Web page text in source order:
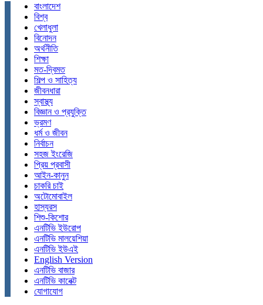
বাংলাদেশ
বিশ্ব
খেলাধুলা
বিনোদন
অর্থনীতি
শিক্ষা
মত-দ্বিমত
শিল্প ও সাহিত্য
জীবনধারা
স্বাস্থ্য
বিজ্ঞান ও প্রযুক্তি
ভ্রমণ
ধর্ম ও জীবন
নির্বাচন
সহজ ইংরেজি
প্রিয় প্রবাসী
আইন-কানুন
চাকরি চাই
অটোমোবাইল
হাস্যরস
শিশু-কিশোর
এনটিভি ইউরোপ
এনটিভি মালয়েশিয়া
এনটিভি ইউএই
English Version
এনটিভি বাজার
এনটিভি কানেক্ট
যোগাযোগ